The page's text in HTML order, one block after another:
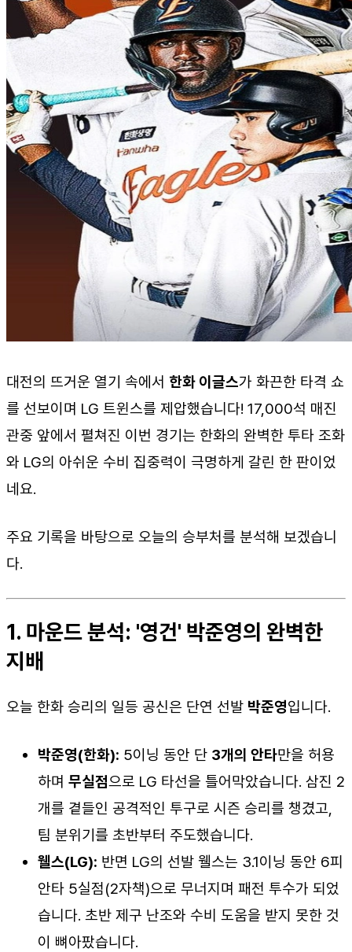
대전의 뜨거운 열기 속에서 한화 이글스가 화끈한 타격 쇼
를 선보이며 LG 트윈스를 제압했습니다! 17,000석 매진
관중 앞에서 펼쳐진 이번 경기는 한화의 완벽한 투타 조화
와 LG의 아쉬운 수비 집중력이 극명하게 갈린 한 판이었
네요.
주요 기록을 바탕으로 오늘의 승부처를 분석해 보겠습니
다.
1. 마운드 분석: '영건' 박준영의 완벽한
지배
오늘 한화 승리의 일등 공신은 단연 선발 박준영입니다.
박준영(한화): 5이닝 동안 단 3개의 안타만을 허용
하며 무실점으로 LG 타선을 틀어막았습니다. 삼진 2
개를 곁들인 공격적인 투구로 시즌 승리를 챙겼고,
팀 분위기를 초반부터 주도했습니다.
웰스(LG): 반면 LG의 선발 웰스는 3.1이닝 동안 6피
안타 5실점(2자책)으로 무너지며 패전 투수가 되었
습니다. 초반 제구 난조와 수비 도움을 받지 못한 것
이 뼈아팠습니다.